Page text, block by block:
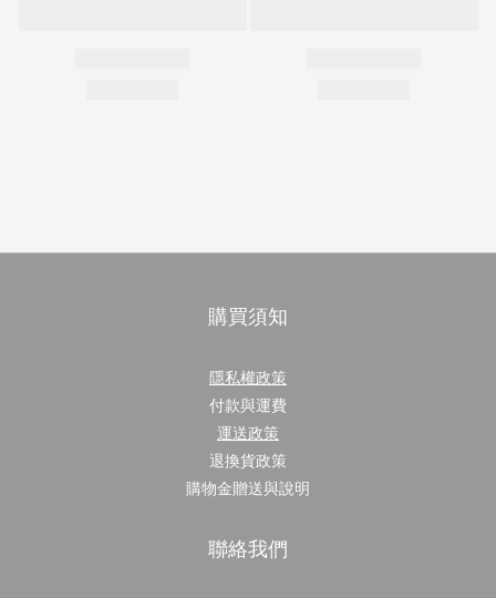
購買須知
隱私權政策
付款與運費
運送政策
退換貨政策
購物金贈送與說明
聯絡我們